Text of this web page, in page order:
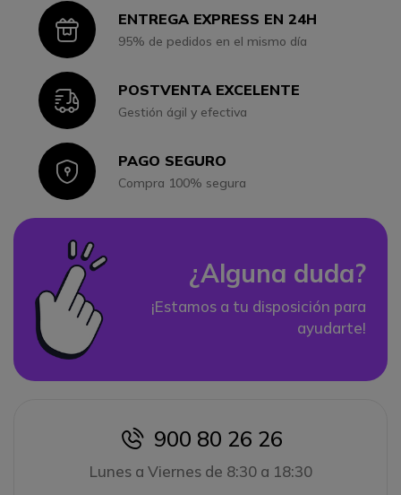
IconENTREGA EXPRESS EN 24H
95% de pedidos en el mismo día
IconPOSTVENTA EXCELENTE
Gestión ágil y efectiva
IconPAGO SEGURO
Compra 100% segura
¿Alguna duda?
¡Estamos a tu disposición para
ayudarte!
icon
900 80 26 26
Lunes a Viernes de 8:30 a 18:30